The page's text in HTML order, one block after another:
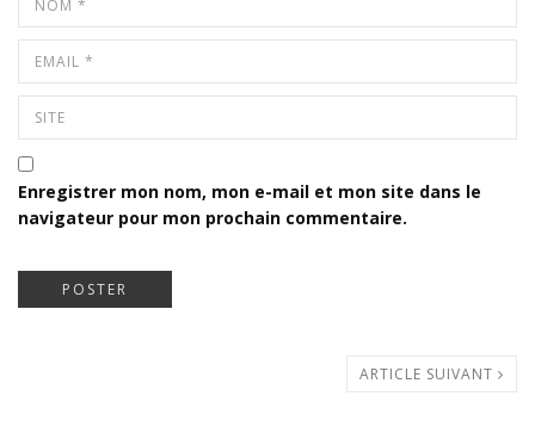
Enregistrer mon nom, mon e-mail et mon site dans le
navigateur pour mon prochain commentaire.
ARTICLE SUIVANT